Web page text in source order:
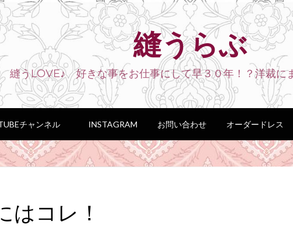
縫うらぶ
縫うLOVE♪ 好きな事をお仕事にして早３０年！？洋裁に
チャンネル INSTAGRAM お問い合わせ オーダードレス
はコレ！